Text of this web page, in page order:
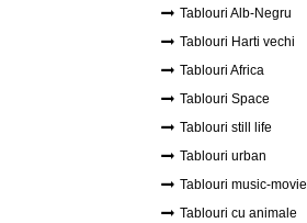
Tablouri Alb-Negru
Tablouri Harti vechi
Tablouri Africa
Tablouri Space
Tablouri still life
Tablouri urban
Tablouri music-movie
Tablouri cu animale